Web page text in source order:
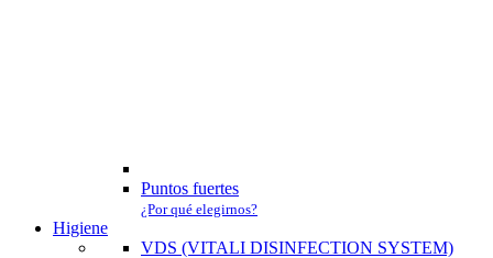
Puntos fuertes
¿Por qué elegirnos?
Higiene
VDS (VITALI DISINFECTION SYSTEM)